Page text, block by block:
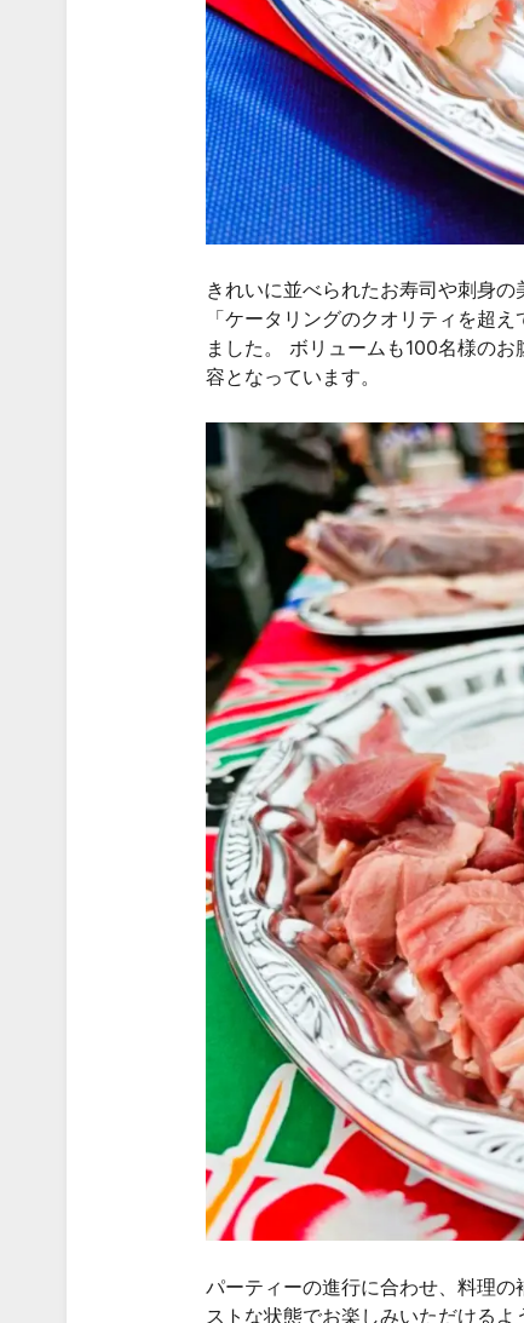
きれいに並べられたお寿司や刺身の
「ケータリングのクオリティを超
ました。 ボリュームも100名様の
容となっています。
パーティーの進行に合わせ、料理
ストな状態でお楽しみいただける